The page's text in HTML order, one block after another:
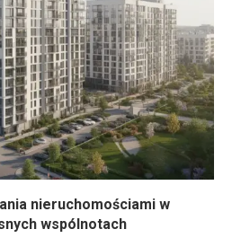
nieruchomościami w
wspólnotach